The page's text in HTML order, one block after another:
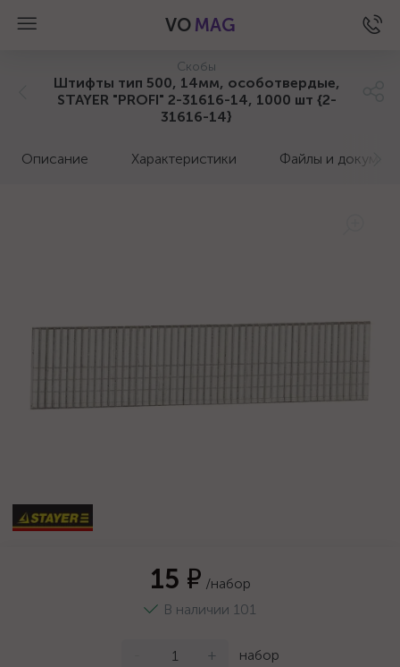
VO MAG
Скобы
Штифты тип 500, 14мм, особотвердые,
STAYER "PROFI" 2-31616-14, 1000 шт {2-
31616-14}
Описание Характеристики Файлы и
15 ₽ /набор
В наличии 101
+ набор